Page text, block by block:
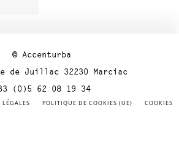
© Accenturba
de Juillac 32230 Marciac
(0)5 62 08 19 34
POLITIQUE DE COOKIES (UE) COOKIES